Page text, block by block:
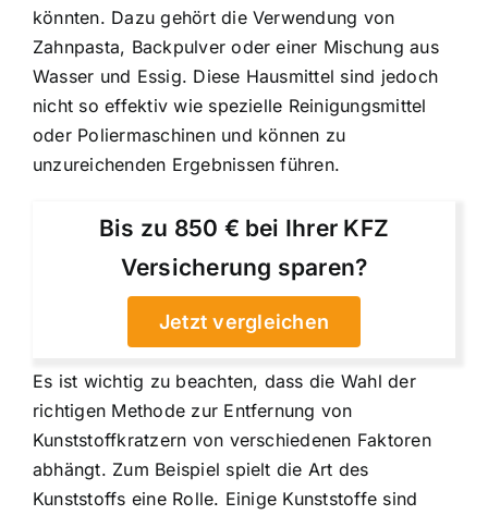
könnten. Dazu gehört die Verwendung von
Zahnpasta, Backpulver oder einer Mischung aus
Wasser und Essig. Diese Hausmittel sind jedoch
nicht so effektiv wie spezielle Reinigungsmittel
oder Poliermaschinen und können zu
unzureichenden Ergebnissen führen.
Bis zu 850 € bei Ihrer KFZ
Versicherung sparen?
Jetzt vergleichen
Es ist wichtig zu beachten, dass die Wahl der
richtigen Methode zur Entfernung von
Kunststoffkratzern von verschiedenen Faktoren
abhängt. Zum Beispiel spielt die Art des
Kunststoffs eine Rolle. Einige Kunststoffe sind